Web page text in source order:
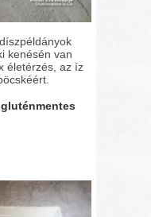
kenésén van
életérzés, az íz
gluténmentes